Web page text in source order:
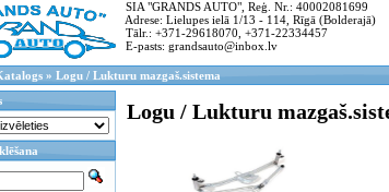
SIA "GRANDS AUTO", Reģ. Nr.: 40002081699
Adrese: Lielupes ielā 1/13 - 114, Rīgā (Bolderajā)
Tālr.: +371-29618070, +371-22334457
E-pasts: grandsauto@inbox.lv
» Logu / Lukturu mazgaš.sistema
Logu / Lukturu